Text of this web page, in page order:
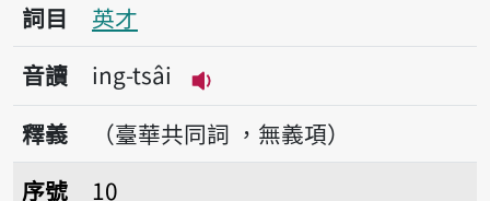
詞目
英才
音讀
ing-tsâi
播放音讀ing-tsâi
釋義
（臺華共同詞 ，無義項）
序號10英尺
序號
10